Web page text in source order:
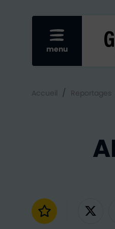
Afficher le
menu
Accueil / Reportages
Ajouter aux